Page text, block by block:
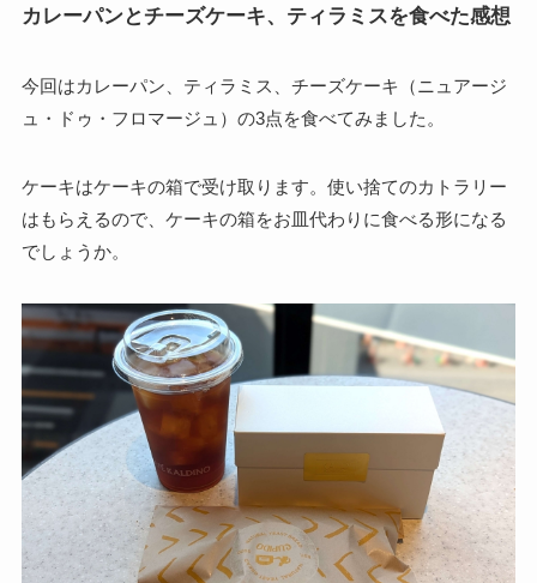
カレーパンとチーズケーキ、ティラミスを食べた感想
今回はカレーパン、ティラミス、チーズケーキ（ニュアージ
ュ・ドゥ・フロマージュ）の3点を食べてみました。
ケーキはケーキの箱で受け取ります。使い捨てのカトラリー
はもらえるので、ケーキの箱をお皿代わりに食べる形になる
でしょうか。